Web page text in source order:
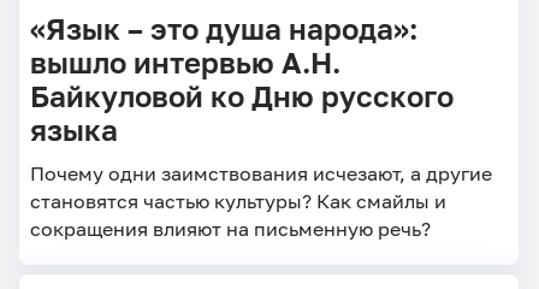
«Язык – это душа народа»:
вышло интервью А.Н.
Байкуловой ко Дню русского
языка
Почему одни заимствования исчезают, а другие
становятся частью культуры? Как смайлы и
сокращения влияют на письменную речь?